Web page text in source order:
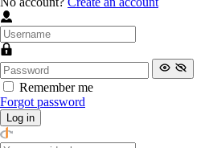
Remember me
Forgot password
Log in